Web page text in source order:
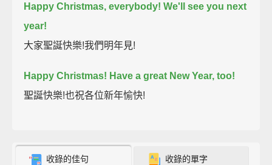
Happy Christmas, everybody! We'll see you next
year!
大家聖誕快樂!我們明年見!
Happy Christmas! Have a great New Year, too!
聖誕快樂!也祝各位新年愉快!
收錄的佳句 收錄的單字